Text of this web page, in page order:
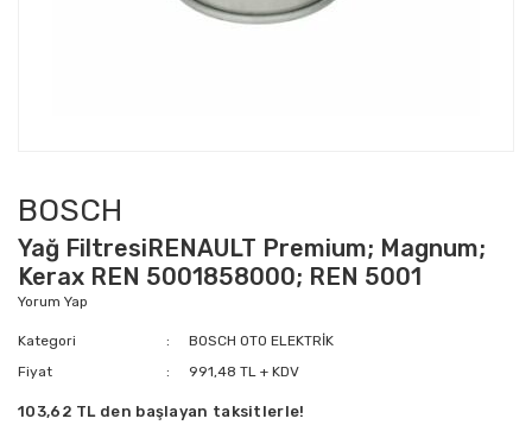
BOSCH
Yağ FiltresiRENAULT Premium; Magnum;
Kerax REN 5001858000; REN 5001
Yorum Yap
Kategori
BOSCH OTO ELEKTRİK
Fiyat
991,48 TL + KDV
103,62 TL den başlayan taksitlerle!